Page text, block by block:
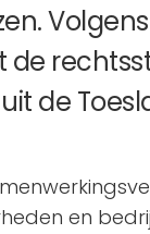
de
de
en